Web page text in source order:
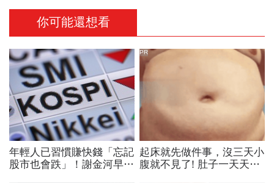
你可能還想看
年輕人已習慣賺快錢「忘記
股市也會跌」！謝金河早一
起床就先做件事，沒三天小
腹就不見了! 肚子一天天變
PR